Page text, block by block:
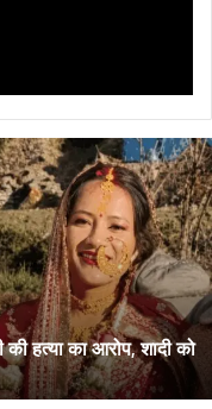
की हत्या का आरोप, शादी को